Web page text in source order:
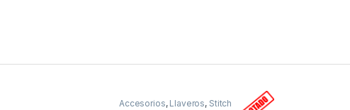
Accesorios, Llaveros, Stitch